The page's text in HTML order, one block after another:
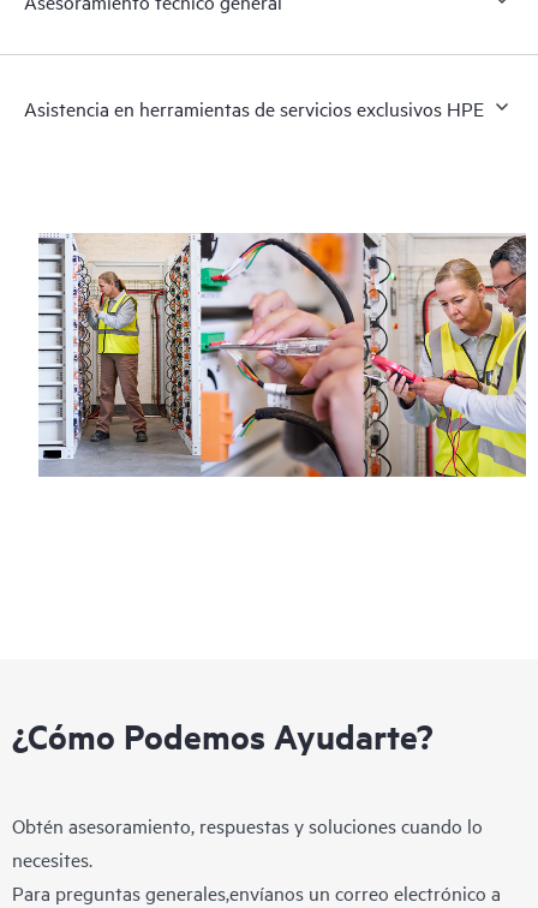
Asistencia en herramientas de servicios exclusivos HPE
¿Cómo Podemos Ayudarte?
Obtén asesoramiento, respuestas y soluciones cuando lo
necesites.
Para preguntas generales,envíanos un correo electrónico a